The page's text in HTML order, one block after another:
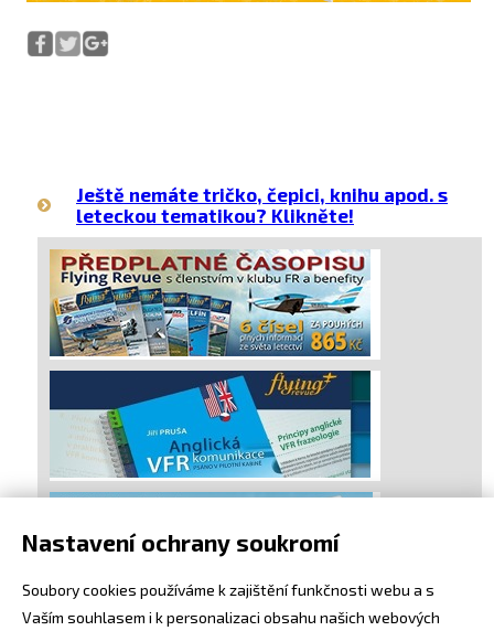
Ještě nemáte tričko, čepici, knihu apod. s
leteckou tematikou? Klikněte!
Nastavení ochrany soukromí
Soubory cookies používáme k zajištění funkčnosti webu a s
Vaším souhlasem i k personalizaci obsahu našich webových